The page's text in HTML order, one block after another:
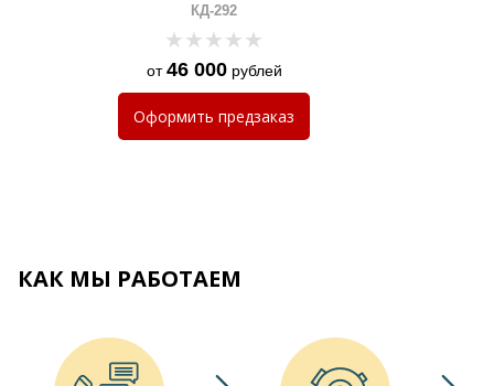
КД-292
от46 000рублей
Оформить предзаказ
КАК МЫ РАБОТАЕМ